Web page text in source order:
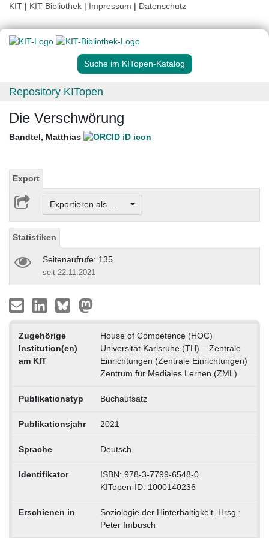
KIT | KIT-Bibliothek | Impressum | Datenschutz
Suche im KITopen-Katalog
Repository KITopen
Die Verschwörung
Bandtel, Matthias
Export
Exportieren als ...
Statistiken
Seitenaufrufe: 135
seit 22.11.2021
Zugehörige
Institution(en)
am KIT
House of Competence (HOC)
Universität Karlsruhe (TH) – Zentrale
Einrichtungen (Zentrale Einrichtungen)
Zentrum für Mediales Lernen (ZML)
Publikationstyp Buchaufsatz
Publikationsjahr 2021
Sprache Deutsch
Identifikator
ISBN: 978-3-7799-6548-0
KITopen-ID: 1000140236
Erschienen in
Soziologie der Hinterhältigkeit. Hrsg.:
Peter Imbusch